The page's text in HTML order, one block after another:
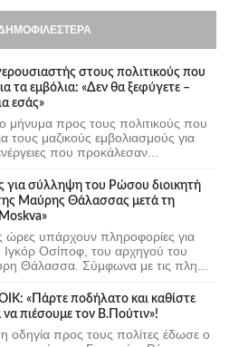
στους πολιτικούς που
τα εμβόλια: «Δεν θα ξεφύγετε –
εσάς»
μήνυμα προς τους πολιτικούς που
τους μαζικούς εμβολιασμούς για
που προκάλεσαν...
για σύλληψη του Ρώσου διοικητή
Mαύρης Θάλασσας μετά τη
ώρες υπάρχουν πληροφορίες για
Οσίποφ, του αρχηγού του
Θάλασσα. Σύμφωνα με τις πλη...
«Πάρτε ποδήλατο και καθίστε
να πιέσουμε τον Β.Πούτιν»!
οδηγία προς τους πολίτες έδωσε ο